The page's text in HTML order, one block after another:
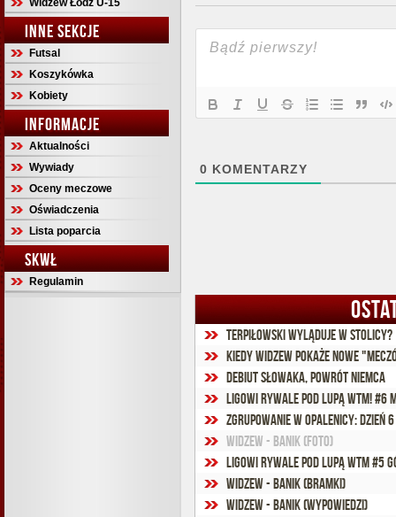
Widzew Łódź U-15
INNE SEKCJE
Futsal
Koszykówka
Kobiety
INFORMACJE
Aktualności
Wywiady
Oceny meczowe
Oświadczenia
Lista poparcia
SKWŁ
Regulamin
0 KOMENTARZY
Terpiłowski wyląduje w stolicy?
Kiedy Widzew pokaże nowe
Debiut Słowaka, powrót Niemca
Ligowi rywale pod lupą WTM! #6
Zgrupowanie w Opalenicy: Dzień 6
Widzew - Banik (foto)
Ligowi rywale pod lupą WTM #5
Widzew - Banik (bramki)
Widzew - Banik (wypowiedzi)